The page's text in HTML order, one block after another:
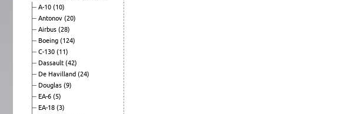
A-10 (10)
Antonov (20)
Airbus (28)
Boeing (124)
C-130 (11)
Dassault (42)
De Havilland (24)
Douglas (9)
EA-6 (5)
EA-18 (3)